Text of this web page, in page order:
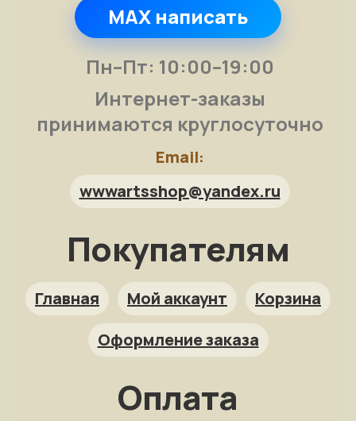
MAX написать
Пн–Пт: 10:00–19:00
Интернет-заказы
принимаются круглосуточно
Email:
wwwartsshop@yandex.ru
Покупателям
Главная Мой аккаунт
Корзина
Оформление заказа
Оплата
Арт-помощница
ArtsShop.ru
Репродукция на заказ